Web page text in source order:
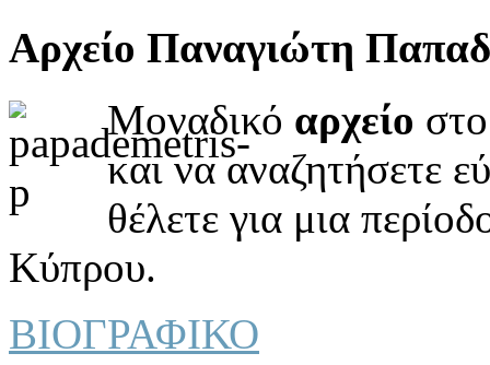
Αρχείο Παναγιώτη
Μοναδικό αρχείο
και να αναζητήσετε
θέλετε για μια
Κύπρου.
ΒΙΟΓΡΑΦΙΚΟ